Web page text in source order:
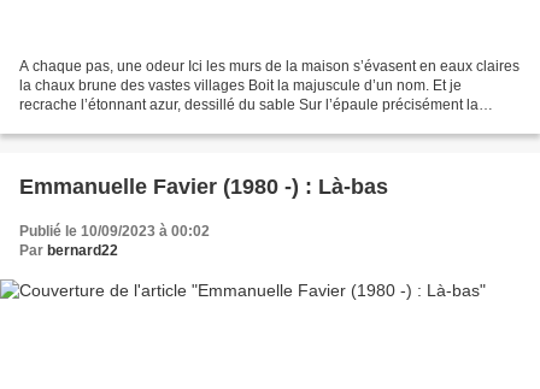
A chaque pas, une odeur Ici les murs de la maison s’évasent en eaux claires
la chaux brune des vastes villages Boit la majuscule d’un nom. Et je
recrache l’étonnant azur, dessillé du sable Sur l’épaule précisément la
Emmanuelle Favier (1980 -) : Là-bas
Publié le 10/09/2023 à 00:02
Par bernard22